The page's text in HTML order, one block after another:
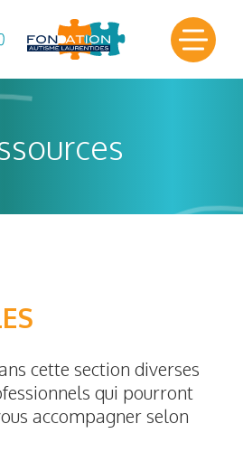
cette section diverses
qui pourront
accompagner selon